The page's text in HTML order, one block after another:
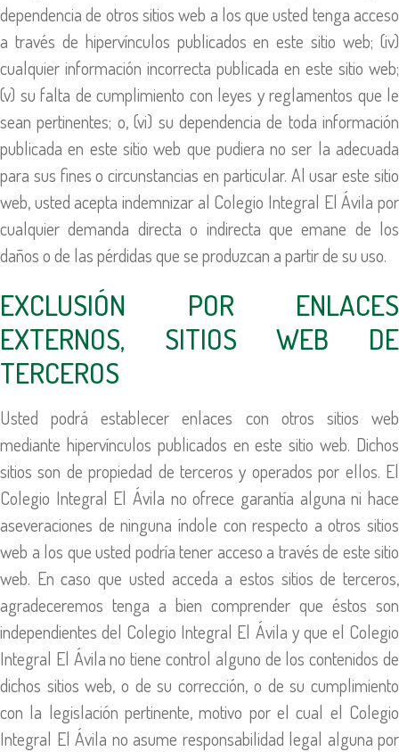
dependencia de otros sitios web a los que usted tenga acceso
a través de hipervínculos publicados en este sitio web; (iv)
cualquier información incorrecta publicada en este sitio web;
(v) su falta de cumplimiento con leyes y reglamentos que le
sean pertinentes; o, (vi) su dependencia de toda información
publicada en este sitio web que pudiera no ser la adecuada
para sus fines o circunstancias en particular. Al usar este sitio
web, usted acepta indemnizar al Colegio Integral El Ávila por
cualquier demanda directa o indirecta que emane de los
daños o de las pérdidas que se produzcan a partir de su uso.
EXCLUSIÓN POR ENLACES
EXTERNOS, SITIOS WEB DE
TERCEROS
Usted podrá establecer enlaces con otros sitios web
mediante hipervínculos publicados en este sitio web. Dichos
sitios son de propiedad de terceros y operados por ellos. El
Colegio Integral El Ávila no ofrece garantía alguna ni hace
aseveraciones de ninguna índole con respecto a otros sitios
web a los que usted podría tener acceso a través de este sitio
web. En caso que usted acceda a estos sitios de terceros,
agradeceremos tenga a bien comprender que éstos son
independientes del Colegio Integral El Ávila y que el Colegio
Integral El Ávila no tiene control alguno de los contenidos de
dichos sitios web, o de su corrección, o de su cumplimiento
con la legislación pertinente, motivo por el cual el Colegio
Integral El Ávila no asume responsabilidad legal alguna por